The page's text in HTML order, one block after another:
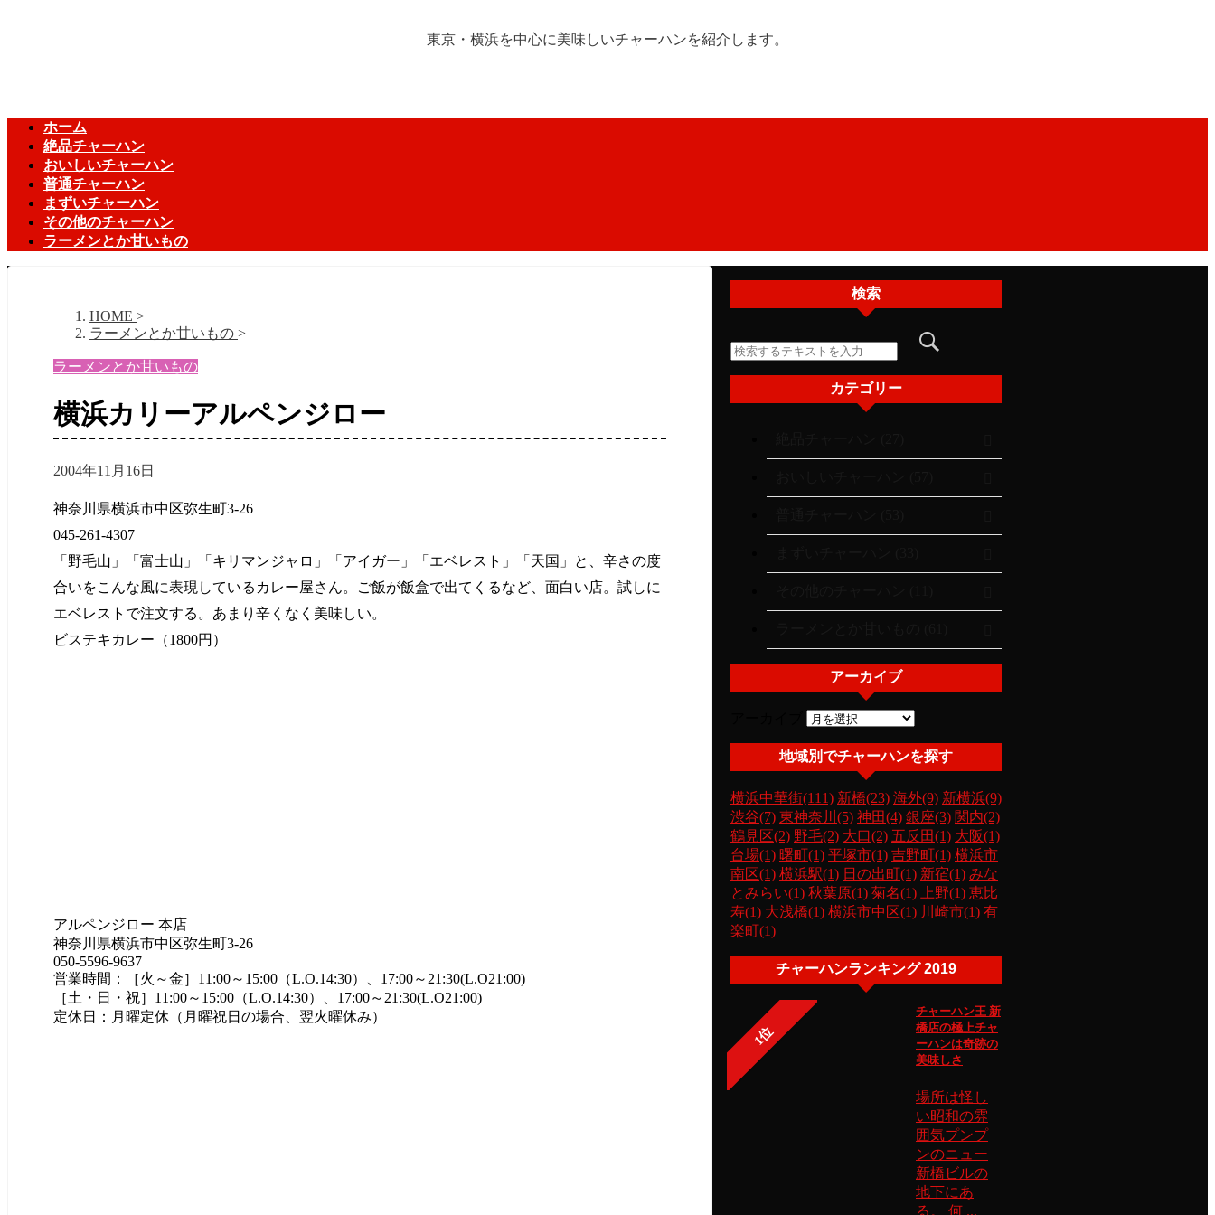
東京・横浜を中心に美味しいチャーハンを紹介します。
ホーム
絶品チャーハン
おいしいチャーハン
普通チャーハン
まずいチャーハン
その他のチャーハン
ラーメンとか甘いもの
HOME >
ラーメンとか甘いもの >
ラーメンとか甘いもの
横浜カリーアルペンジロー
2004年11月16日
神奈川県横浜市中区弥生町3-26
045-261-4307
「野毛山」「富士山」「キリマンジャロ」「アイガー」「エベレスト」「天国」と、辛さの度
合いをこんな風に表現しているカレー屋さん。ご飯が飯盒で出てくるなど、面白い店。試しに
エベレストで注文する。あまり辛くなく美味しい。
ビステキカレー（1800円）
アルペンジロー 本店
神奈川県横浜市中区弥生町3-26
050-5596-9637
営業時間：［火～金］11:00～15:00（L.O.14:30）、17:00～21:30(L.O21:00)
［土・日・祝］11:00～15:00（L.O.14:30）、17:00～21:30(L.O21:00)
定休日：月曜定休（月曜祝日の場合、翌火曜休み）
検索
カテゴリー
アーカイブ
地域別でチャーハンを探す
横浜中華街(111) 新橋(23) 海外(9) 新横浜(9)
渋谷(7) 東神奈川(5) 神田(4) 銀座(3) 関内(2)
鶴見区(2) 野毛(2) 大口(2) 五反田(1) 大阪(1)
台場(1) 曙町(1) 平塚市(1) 吉野町(1) 横浜市
南区(1) 横浜駅(1) 日の出町(1) 新宿(1) みな
とみらい(1) 秋葉原(1) 菊名(1) 上野(1) 恵比
寿(1) 大浅橋(1) 横浜市中区(1) 川崎市(1) 有
楽町(1)
チャーハンランキング 2019
1位
チャーハン王 新
橋店の極上チャ
ーハンは奇跡の
美味しさ
場所は怪し
い昭和の雰
囲気プンプ
ンのニュー
新橋ビルの
地下にあ
る。 何 ...